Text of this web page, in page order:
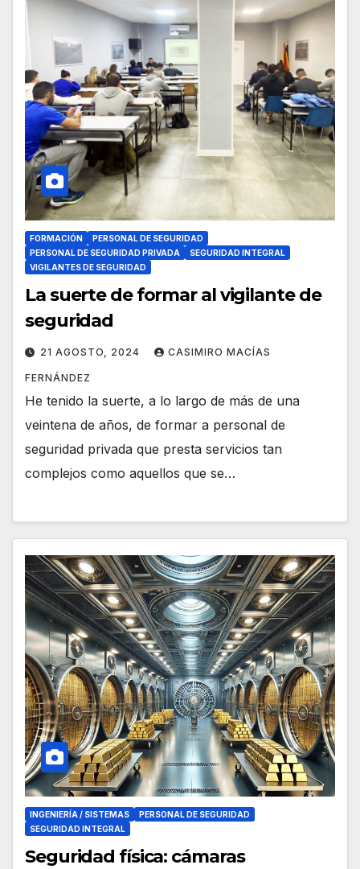
FORMACIÓN
PERSONAL DE SEGURIDAD
PERSONAL DE SEGURIDAD PRIVADA
SEGURIDAD INTEGRAL
VIGILANTES DE SEGURIDAD
La suerte de formar al vigilante de
seguridad
21 AGOSTO, 2024 CASIMIRO MACÍAS
FERNÁNDEZ
He tenido la suerte, a lo largo de más de una
veintena de años, de formar a personal de
seguridad privada que presta servicios tan
complejos como aquellos que se…
INGENIERÍA / SISTEMAS
PERSONAL DE SEGURIDAD
SEGURIDAD INTEGRAL
Seguridad física: cámaras